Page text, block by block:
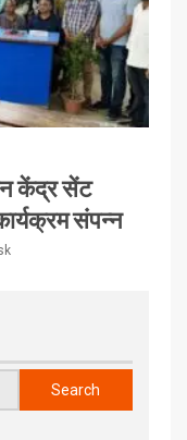
केंद्र सेंट
संपन्न
Search